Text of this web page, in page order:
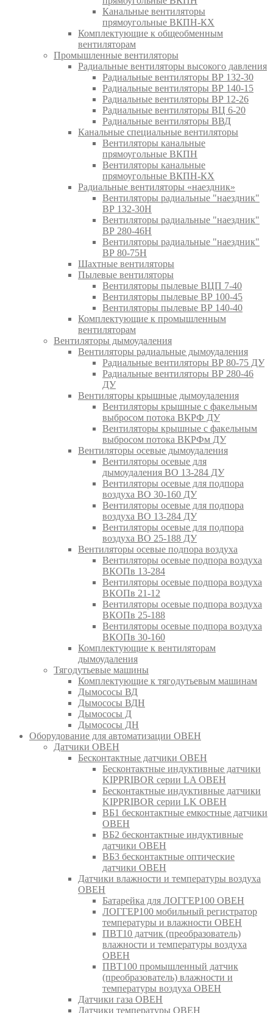
Канальные вентиляторы
прямоугольные ВКПН-КХ
Комплектующие к общеобменным
вентиляторам
Промышленные вентиляторы
Радиальные вентиляторы высокого давления
Радиальные вентиляторы ВР 132-30
Радиальные вентиляторы ВР 140-15
Радиальные вентиляторы ВР 12-26
Радиальные вентиляторы ВЦ 6-20
Радиальные вентиляторы ВВД
Канальные специальные вентиляторы
Вентиляторы канальные
прямоугольные ВКПН
Вентиляторы канальные
прямоугольные ВКПН-КХ
Радиальные вентиляторы «наездник»
Вентиляторы радиальные "наездник"
ВР 132-30Н
Вентиляторы радиальные "наездник"
ВР 280-46Н
Вентиляторы радиальные "наездник"
ВР 80-75Н
Шахтные вентиляторы
Пылевые вентиляторы
Вентиляторы пылевые ВЦП 7-40
Вентиляторы пылевые ВР 100-45
Вентиляторы пылевые ВР 140-40
Комплектующие к промышленным
вентиляторам
Вентиляторы дымоудаления
Вентиляторы радиальные дымоудаления
Радиальные вентиляторы ВР 80-75 ДУ
Радиальные вентиляторы ВР 280-46
ДУ
Вентиляторы крышные дымоудаления
Вентиляторы крышные с факельным
выбросом потока ВКРФ ДУ
Вентиляторы крышные с факельным
выбросом потока ВКРФм ДУ
Вентиляторы осевые дымоудаления
Вентиляторы осевые для
дымоудаления ВО 13-284 ДУ
Вентиляторы осевые для подпора
воздуха ВО 30-160 ДУ
Вентиляторы осевые для подпора
воздуха ВО 13-284 ДУ
Вентиляторы осевые для подпора
воздуха ВО 25-188 ДУ
Вентиляторы осевые подпора воздуха
Вентиляторы осевые подпора воздуха
ВКОПв 13-284
Вентиляторы осевые подпора воздуха
ВКОПв 21-12
Вентиляторы осевые подпора воздуха
ВКОПв 25-188
Вентиляторы осевые подпора воздуха
ВКОПв 30-160
Комплектующие к вентиляторам
дымоудаления
Тягодутьевые машины
Комплектующие к тягодутьевым машинам
Дымососы ВД
Дымососы ВДН
Дымососы Д
Дымососы ДН
Оборудование для автоматизации ОВЕН
Датчики ОВЕН
Бесконтактные датчики ОВЕН
Бесконтактные индуктивные датчики
KIPPRIBOR серии LA ОВЕН
Бесконтактные индуктивные датчики
KIPPRIBOR серии LK ОВЕН
ВБ1 бесконтактные емкостные датчики
ОВЕН
ВБ2 бесконтактные индуктивные
датчики ОВЕН
ВБ3 бесконтактные оптические
датчики ОВЕН
Датчики влажности и температуры воздуха
ОВЕН
Батарейка для ЛОГГЕР100 ОВЕН
ЛОГГЕР100 мобильный регистратор
температуры и влажности ОВЕН
ПВТ10 датчик (преобразователь)
влажности и температуры воздуха
ОВЕН
ПВТ100 промышленный датчик
(преобразователь) влажности и
температуры воздуха ОВЕН
Датчики газа ОВЕН
Датчики температуры ОВЕН